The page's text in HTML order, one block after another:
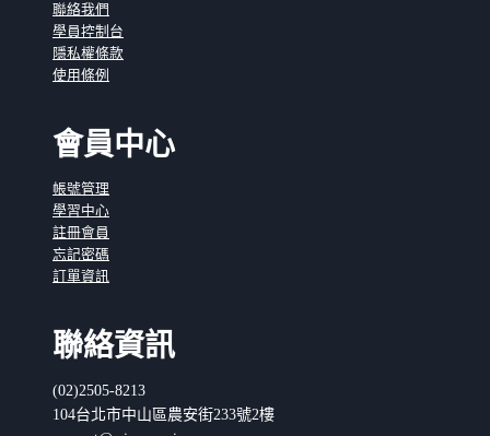
聯絡我們
學員控制台
隱私權條款
使用條例
會員中心
帳號管理
學習中心
註冊會員
忘記密碼
訂單資訊
聯絡資訊
(02)2505-8213
104台北市中山區農安街233號2樓